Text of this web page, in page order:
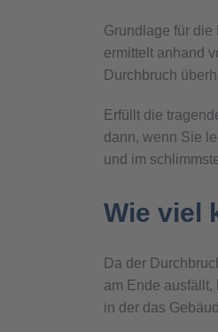
Grundlage für die
ermittelt anhand
Durchbruch
Erfüllt die
dann, wenn Sie
und im
Wie viel
Da der
am Ende
in der das